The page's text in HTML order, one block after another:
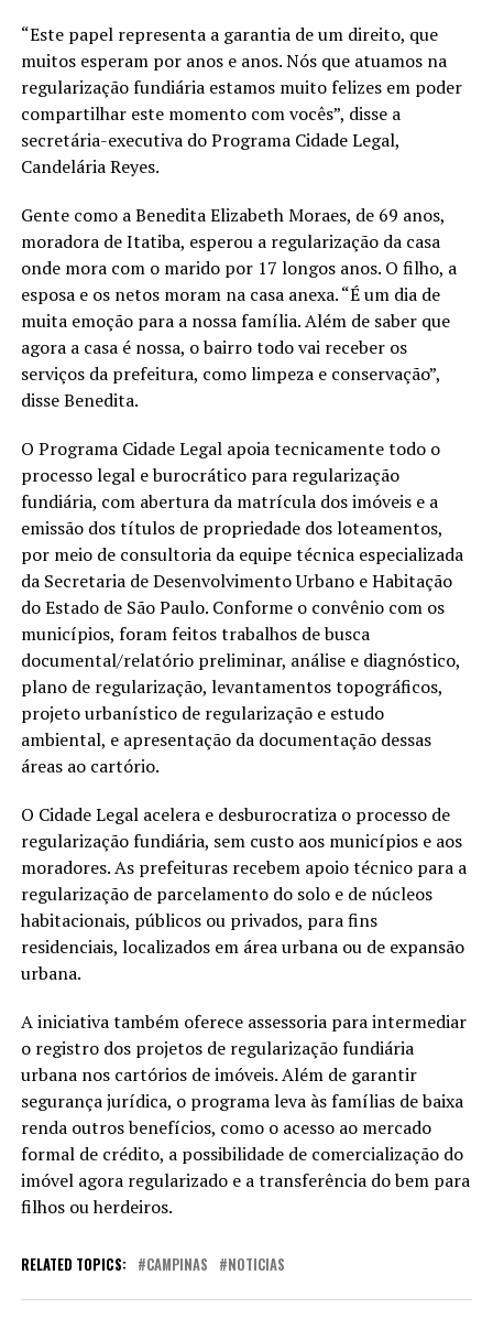
“Este papel representa a garantia de um direito, que
muitos esperam por anos e anos. Nós que atuamos na
regularização fundiária estamos muito felizes em poder
compartilhar este momento com vocês”, disse a
secretária-executiva do Programa Cidade Legal,
Candelária Reyes.
Gente como a Benedita Elizabeth Moraes, de 69 anos,
moradora de Itatiba, esperou a regularização da casa
onde mora com o marido por 17 longos anos. O filho, a
esposa e os netos moram na casa anexa. “É um dia de
muita emoção para a nossa família. Além de saber que
agora a casa é nossa, o bairro todo vai receber os
serviços da prefeitura, como limpeza e conservação”,
disse Benedita.
O Programa Cidade Legal apoia tecnicamente todo o
processo legal e burocrático para regularização
fundiária, com abertura da matrícula dos imóveis e a
emissão dos títulos de propriedade dos loteamentos,
por meio de consultoria da equipe técnica especializada
da Secretaria de Desenvolvimento Urbano e Habitação
do Estado de São Paulo. Conforme o convênio com os
municípios, foram feitos trabalhos de busca
documental/relatório preliminar, análise e diagnóstico,
plano de regularização, levantamentos topográficos,
projeto urbanístico de regularização e estudo
ambiental, e apresentação da documentação dessas
áreas ao cartório.
O Cidade Legal acelera e desburocratiza o processo de
regularização fundiária, sem custo aos municípios e aos
moradores. As prefeituras recebem apoio técnico para a
regularização de parcelamento do solo e de núcleos
habitacionais, públicos ou privados, para fins
residenciais, localizados em área urbana ou de expansão
urbana.
A iniciativa também oferece assessoria para intermediar
o registro dos projetos de regularização fundiária
urbana nos cartórios de imóveis. Além de garantir
segurança jurídica, o programa leva às famílias de baixa
renda outros benefícios, como o acesso ao mercado
formal de crédito, a possibilidade de comercialização do
imóvel agora regularizado e a transferência do bem para
filhos ou herdeiros.
RELATED TOPICS: CAMPINAS NOTICIAS